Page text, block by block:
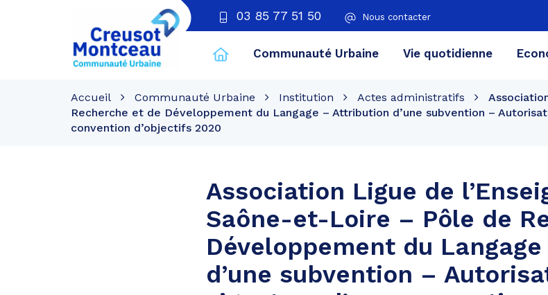
03 85 77 51 50 Nous contacter
Creusot
Montceau
Communauté Urbaine Vie quotidienne
Accueil Communauté Urbaine Institution Actes administratifs
Recherche et de Développement du Langage – Attribution d’une subvention –
convention d’objectifs 2020
Association Ligue de
Saône-et-Loire – Pôle de
Développement du
d’une subvention –